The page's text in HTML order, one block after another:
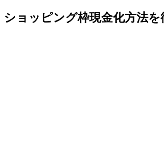
ショッピング枠現金化方法